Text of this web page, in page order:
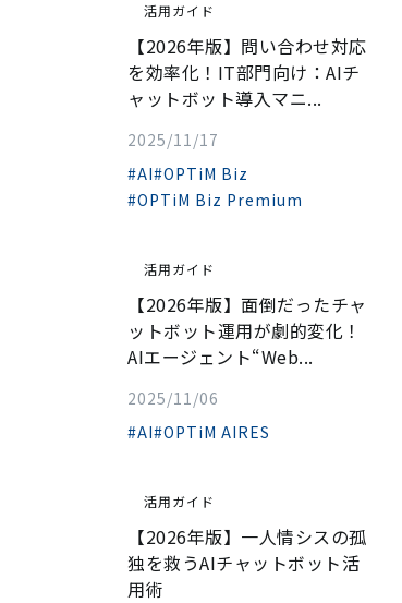
活用ガイド
【2026年版】問い合わせ対応
を効率化！IT部門向け：AIチ
ャットボット導入マニ...
2025/11/17
#AI#OPTiM Biz
#OPTiM Biz Premium
活用ガイド
【2026年版】面倒だったチャ
ットボット運用が劇的変化！
AIエージェント“Web...
2025/11/06
#AI#OPTiM AIRES
活用ガイド
【2026年版】一人情シスの孤
独を救うAIチャットボット活
用術